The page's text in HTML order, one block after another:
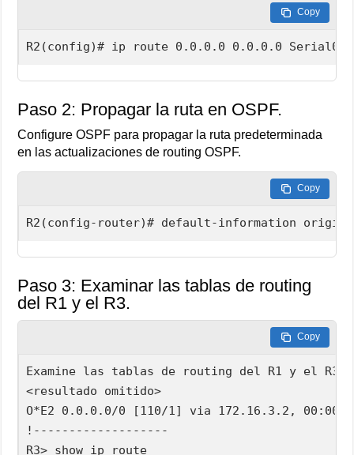
Copy
R2(config)# ip route 0.0.0.0 0.0.0.0 Serial0/
Paso 2: Propagar la ruta en OSPF.
Configure OSPF para propagar la ruta predeterminada
en las actualizaciones de routing OSPF.
Copy
R2(config-router)# default-information
Paso 3: Examinar las tablas de routing
del R1 y el R3.
Copy
Examine las tablas de routing del R1 y el R3
<resultado omitido>
O*E2 0.0.0.0/0 [110/1] via 172.16.3.2,
!-------------------
R3> show ip route